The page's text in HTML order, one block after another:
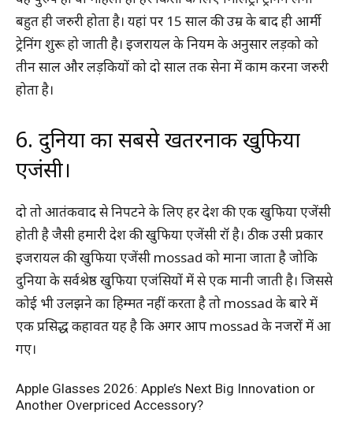
बहुत ही जरुरी होता है। यहां पर 15 साल की उम्र के बाद ही आर्मी
ट्रेनिंग शुरू हो जाती है। इजरायल के नियम के अनुसार लड़को को
तीन साल और लड़कियों को दो साल तक सेना में काम करना जरुरी
होता है।
6. दुनिया का सबसे खतरनाक खुफिया
एजंसी।
दो तो आतंकवाद से निपटने के लिए हर देश की एक खुफिया एजेंसी
होती है जैसी हमारी देश की खुफिया एजेंसी रॉ है। ठीक उसी प्रकार
इजरायल की खुफिया एजेंसी mossad को माना जाता है जोकि
दुनिया के सर्वश्रेष्ठ खुफिया एजंसियों में से एक मानी जाती है। जिससे
कोई भी उलझने का हिम्मत नहीं करता है तो mossad के बारे में
एक प्रसिद्ध कहावत यह है कि अगर आप mossad के नजरों में आ
गए।
Apple Glasses 2026: Apple’s Next Big Innovation or
Another Overpriced Accessory?